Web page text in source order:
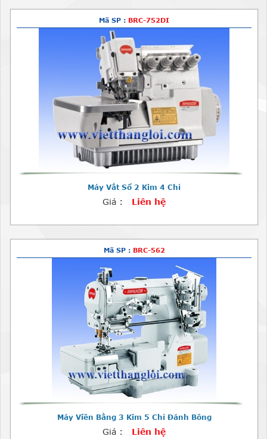
Mã SP : BRC-752DI
Máy Vắt Sổ 2 Kim 4 Chỉ
Giá : Liên hệ
Mã SP : BRC-562
Máy Viền Bằng 3 Kim 5 Chỉ Đánh Bông
Giá : Liên hệ